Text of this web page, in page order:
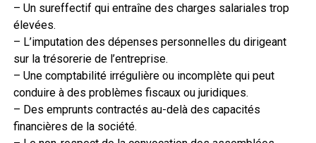
– Un sureffectif qui entraîne des charges salariales trop
élevées.
– L’imputation des dépenses personnelles du dirigeant
sur la trésorerie de l’entreprise.
– Une comptabilité irrégulière ou incomplète qui peut
conduire à des problèmes fiscaux ou juridiques.
– Des emprunts contractés au-delà des capacités
financières de la société.